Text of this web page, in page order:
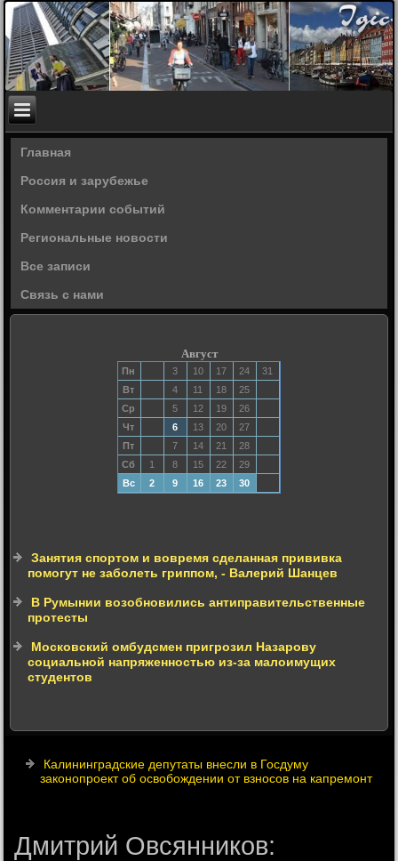
Главная
Россия и зарубежье
Комментарии событий
Региональные новости
Все записи
Связь с нами
Август
Пн 3 10 17 24
31
Вт
4 11 18
25
Ср
5 12 19
26
Чт
6 13 20
27
Пт
7 14 21
28
Сб
1 8 15 22
29
Вс
2 9 16 23 30
Занятия спортом и вовремя сделанная прививка
помогут не заболеть гриппом, - Валерий Шанцев
В Румынии возобновились антиправительственные
протесты
Московский омбудсмен пригрозил Назарову
социальной напряженностью из-за малоимущих
студентов
Калининградские депутаты внесли в Госдуму
законопроект об освобождении от взносов на капремонт
Дмитрий Овсянников: